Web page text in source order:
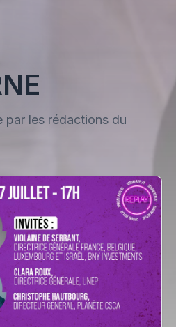
par les rédactions du